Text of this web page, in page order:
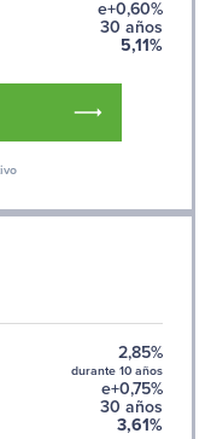
e+0,60%
30 años
5,11%
2,85%
durante 10 años
e+0,75%
30 años
3,61%